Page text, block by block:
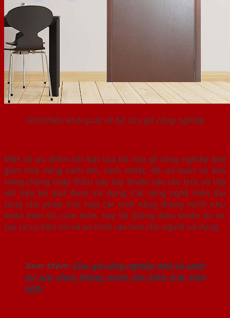
Giới thiệu khái quát về bộ cửa gỗ công nghiệp
Một số ưu điểm nổi bật của bộ cửa gỗ công nghiệp bao
gồm khả năng cách âm, cách nhiệt, độ an toàn và khả
năng chống cháy. Điều này tùy thuộc vào cấu trúc và lớp
vật liệu bề mặt được sử dụng. Các công nghệ hiện đại
cũng cho phép tích hợp các tính năng thông minh như
khóa điện tử, cảm biến, hay hệ thống điều khiển từ xa,
tạo ra sự tiện ích và an ninh cao hơn cho người sử dụng.
Xem thêm:Cửa gỗ công nghiệp nhà vệ sinh:
Sự lựa chọn thông minh cho kiến ​​trúc tiện
nghi